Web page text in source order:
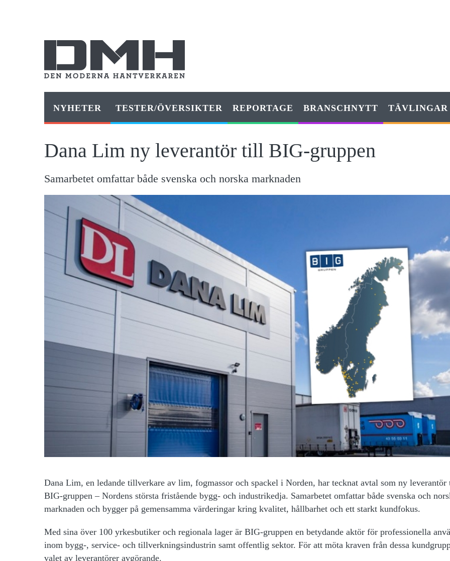
NYHETER TESTER/ÖVERSIKTER REPORTAGE BRANSCHNYTT TÄVLINGAR
Dana Lim ny leverantör till BIG-gruppen
Samarbetet omfattar både svenska och norska marknaden
Dana Lim, en ledande tillverkare av lim, fogmassor och spackel i Norden, har tecknat avtal som ny
BIG-gruppen – Nordens största fristående bygg- och industrikedja. Samarbetet omfattar både svenska och
marknaden och bygger på gemensamma värderingar kring kvalitet, hållbarhet och ett starkt kundfokus.
Med sina över 100 yrkesbutiker och regionala lager är BIG-gruppen en betydande aktör för professionella
inom bygg-, service- och tillverkningsindustrin samt offentlig sektor. För att möta kraven från dessa
valet av leverantörer avgörande.